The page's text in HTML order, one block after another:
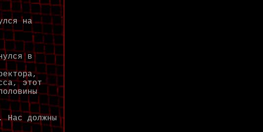
на
в
этот
Нас должны